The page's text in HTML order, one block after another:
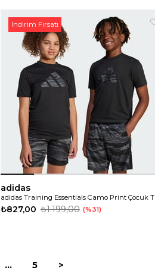
adidas
₺827,00 ₺1.199,00 %31
İndirim Fırsatı
... 5 >